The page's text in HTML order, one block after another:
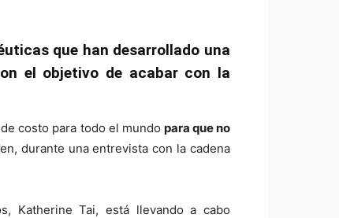
que han desarrollado una
el objetivo de acabar con la
costo para todo el mundo para que no
durante una entrevista con la cadena
Katherine Tai, está llevando a cabo